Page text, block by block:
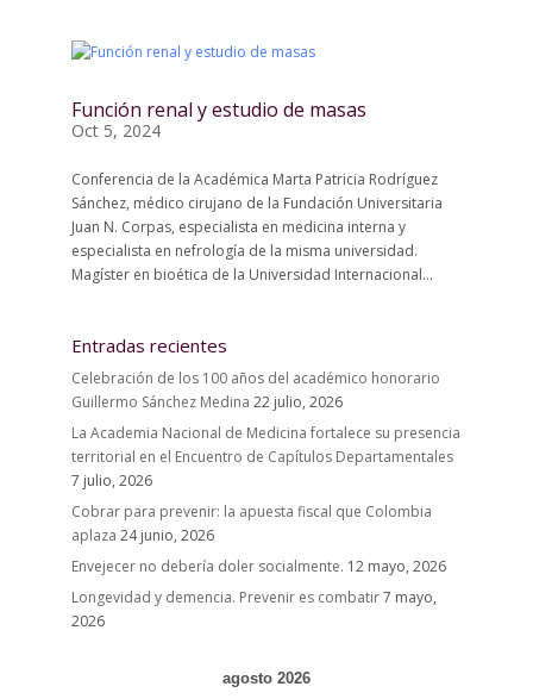
Función renal y estudio de masas
Oct 5, 2024
Conferencia de la Académica Marta Patricia Rodríguez
Sánchez, médico cirujano de la Fundación Universitaria
Juan N. Corpas, especialista en medicina interna y
especialista en nefrología de la misma universidad.
Magíster en bioética de la Universidad Internacional...
Entradas recientes
Celebración de los 100 años del académico honorario
Guillermo Sánchez Medina 22 julio, 2026
La Academia Nacional de Medicina fortalece su presencia
territorial en el Encuentro de Capítulos Departamentales
7 julio, 2026
Cobrar para prevenir: la apuesta fiscal que Colombia
aplaza 24 junio, 2026
Envejecer no debería doler socialmente. 12 mayo, 2026
Longevidad y demencia. Prevenir es combatir7 mayo,
2026
agosto 2026